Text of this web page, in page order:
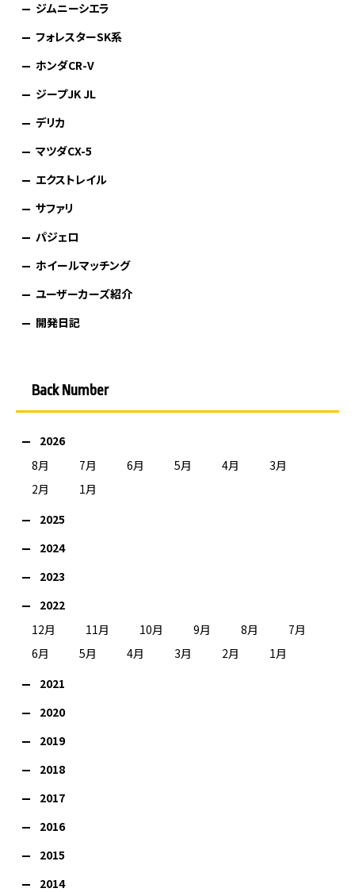
ジムニーシエラ
フォレスターSK系
ホンダCR-V
ジープJK JL
デリカ
マツダCX-5
エクストレイル
サファリ
パジェロ
ホイールマッチング
ユーザーカーズ紹介
開発日記
Back Number
2026
8月
7月 6月 5月 4月
3月
2月
1月
2025
2024
2023
2022
12月
11月 10月 9月 8月
7月
6月
5月 4月 3月 2月
1月
2021
2020
2019
2018
2017
2016
2015
2014